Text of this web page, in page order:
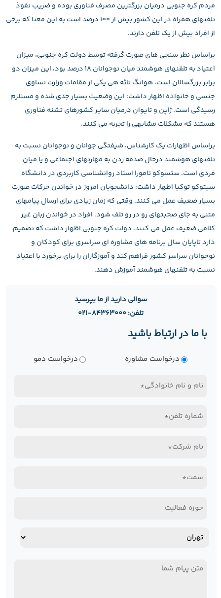
مردم کره جنوبی درمیان بزرگترین مصرف فناوری بوده و ضریب نفوذ
تلفنهای همراه در این کشور بیش از 100 درصد است به این معنا که برخی
از افراد بیش از یک تلفن دارند.
براساس نظر سنجی های صورت گرفته توسط دولت کره جنوبی، میزان
اعتیاد به تلفنهای هوشمند میان نوجوانان 18 درصد بود، این میزان دو
برابر بزرگسالان است. هوانگ تائه هی یکی از مقامات وزارت تساوی
جنسی و خانواده اظهار داشت: این وضعیت بسیار جدی شده و مستلزم
رسیدگی است. ژاپن و تایوان درمیان سایر کشورهای تشنه فناوری
هستند که مشکلات مشابهی را تجربه می کنند.
براساس اظهارات یک کارشناس، شیفتگی جوانان و نوجوانان نسبت به
تلفنهای هوشمند درحال صدمه زدن به مهارتهای اجتماعی و یا میان
فردی است. ستسوکو تامورا استاد روانشناسی کاربردی در دانشگاه
سیتوکو توکیا اظهار داشت: دانشجویان امروز در خواندن حرکات صورت
بسیار ضعیف عمل می کنند. وقتی که زمان زیادی برای ارسال پیامهای
متنی به جای صحبتهای رو در رو تلف شود، افراد در خواندن زبان غیر
کلامی ضعیف عمل می کنند. دولت کره جنوبی اظهار داشت که تصمیم
دارد تاپایان سال برنامه های مشاوره ای سراسری برای کودکان و
نوجوانان سراسر کشور فراهم کند و آموزگاران را برای برخورد با اعتیاد
نسبت به تلفنهای هوشمند آموزش دهند.
سوالی دارید از ما بپرسید
تلفن: ۸۴۳۶۳۰۰۰-۰۲۱
با ما در ارتباط باشید
درخواست مشاوره درخواست دمو
نام
نام
(Required)
تلفن
(Required)نام
(Required)سمت*
حوزه
آدرس
پیام